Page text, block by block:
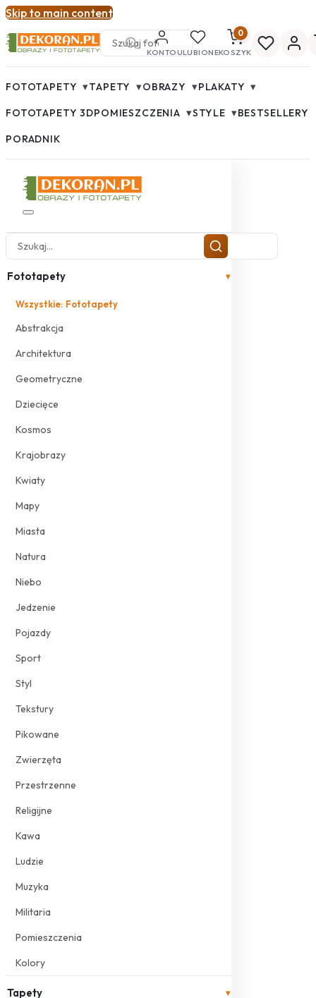
Skip to main content
KONTOULUBIONE
0
KOSZYK
FOTOTAPETY ▾TAPETY ▾OBRAZY ▾PLAKATY ▾
FOTOTAPETY 3DPOMIESZCZENIA ▾STYLE ▾BESTSELLERY
PORADNIK
Fototapety ▾
Wszystkie: Fototapety
Abstrakcja
Architektura
Geometryczne
Dziecięce
Kosmos
Krajobrazy
Kwiaty
Mapy
Miasta
Natura
Niebo
Jedzenie
Pojazdy
Sport
Styl
Tekstury
Pikowane
Zwierzęta
Przestrzenne
Religijne
Kawa
Ludzie
Muzyka
Militaria
Pomieszczenia
Kolory
Tapety ▾